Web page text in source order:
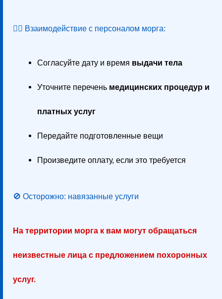
👨‍⚕️ Взаимодействие с персоналом морга:
Согласуйте дату и время выдачи тела
Уточните перечень медицинских процедур и
платных услуг
Передайте подготовленные вещи
Произведите оплату, если это требуется
🚫 Осторожно: навязанные услуги
На территории морга к вам могут обращаться
неизвестные лица с предложением похоронных
услуг.